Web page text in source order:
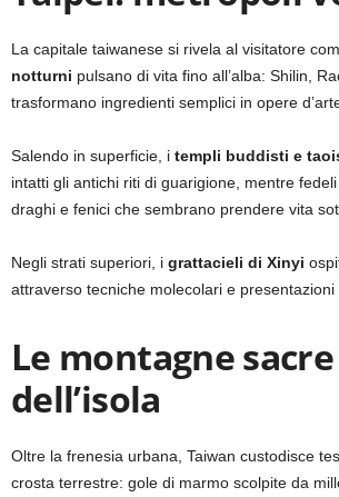
La capitale taiwanese si rivela al visitatore
notturni pulsano di vita fino all’alba: Shilin,
trasformano ingredienti semplici in opere
Salendo in superficie, i templi buddisti e
intatti gli antichi riti di guarigione, mentre
draghi e fenici che sembrano prendere vita
Negli strati superiori, i grattacieli di Xinyi
attraverso tecniche molecolari e presentazioni
Le montagne
dell’isola
Oltre la frenesia urbana, Taiwan custodisce
crosta terrestre: gole di marmo scolpite da